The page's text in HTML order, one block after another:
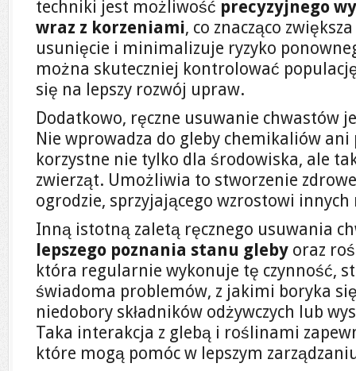
techniki jest możliwość precyzyjnego
wraz z korzeniami, co znacząco
usunięcie i minimalizuje ryzyko
można skuteczniej kontrolować
się na lepszy rozwój upraw.
Dodatkowo, ręczne usuwanie chwastów
Nie wprowadza do gleby chemikaliów ani
korzystne nie tylko dla środowiska, ale
zwierząt. Umożliwia to stworzenie
ogrodzie, sprzyjającego wzrostowi
Inną istotną zaletą ręcznego usuwania
lepszego poznania stanu gleby oraz
która regularnie wykonuje tę czynność,
świadoma problemów, z jakimi boryka
niedobory składników odżywczych lub
Taka interakcja z glebą i roślinami
które mogą pomóc w lepszym